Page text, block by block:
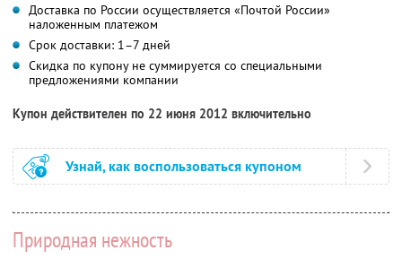
Доставка по России осуществляется «Почтой России»
наложенным платежом
Срок доставки: 1–7 дней
Скидка по купону не суммируется со специальными
предложениями компании
Купон действителен по 22 июня 2012 включительно
Узнай, как воспользоваться купоном
Природная нежность